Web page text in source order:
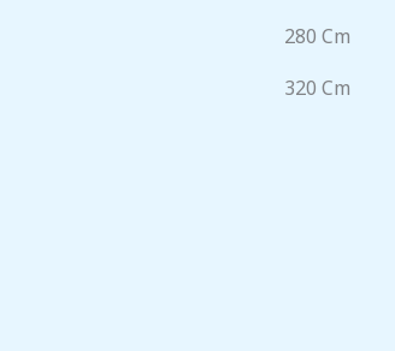
280 Cm
320 Cm